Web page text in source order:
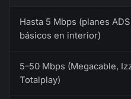
Hasta 5 Mbps (planes
básicos en interior)
5–50 Mbps (Megacable,
Totalplay)